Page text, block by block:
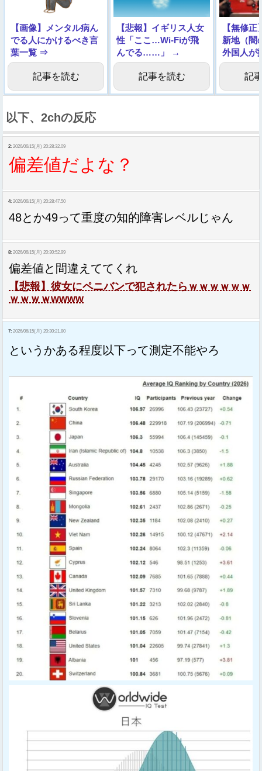
【画像】メンタル病ん
でる人にかけるべき言
葉一覧 ⇒
記事を読む
【悲報】イギリス人女
性「ここ…Wi-Fiが飛
んでる……」 →
記事を読む
【無修
新地（闇
外国人が
画。これ
記
以下、2chの反応
2: 2026/06/15(月) 20:28:32.09
偏差値だよな？
4: 2026/06/15(月) 20:28:47.50
48とか49って重度の知的障害レベルじゃん
8: 2026/06/15(月) 20:30:52.99
偏差値と間違えててくれ
【悲報】彼女にペニバンで犯されたらｗｗｗｗｗｗ
ｗｗｗｗwwww
7: 2026/06/15(月) 20:30:21.80
というかある程度以下って測定不能やろ